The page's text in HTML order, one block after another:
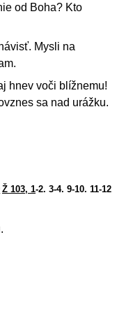
od Boha? Kto
Mysli na
hnev voči blížnemu!
sa nad urážku.
Ž 103, 1-2. 3-4. 9-10. 11-12